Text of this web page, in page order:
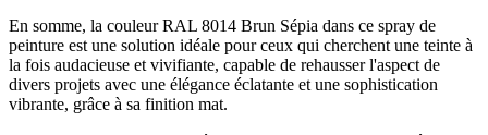
En somme, la couleur RAL 8014 Brun Sépia dans ce spray de
peinture est une solution idéale pour ceux qui cherchent une teinte à
la fois audacieuse et vivifiante, capable de rehausser l'aspect de
divers projets avec une élégance éclatante et une sophistication
vibrante, grâce à sa finition mat.